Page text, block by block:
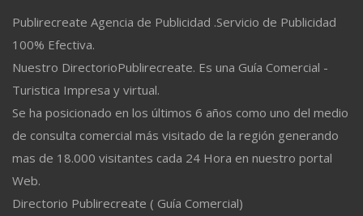
Publirecreate Agencia de Publicidad .Servicio de Publicidad
100% Efectiva.
Nuestro DirectorioPublirecreate. Es una Guía Comercial -
Turistica Impresa y virtual.
Se ha posicionado en los últimos 6 años como uno del medio
de consulta comercial más visitado de la región generando
mas de 18.000 visitantes cada 24 Hora en nuestro portal
Web.
Directorio Publirecreate ( Guía Comercial)